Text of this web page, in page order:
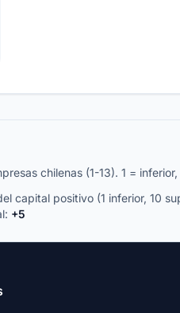
chilenas (1-13). 1 = inferior,
capital positivo (1 inferior, 10
+5